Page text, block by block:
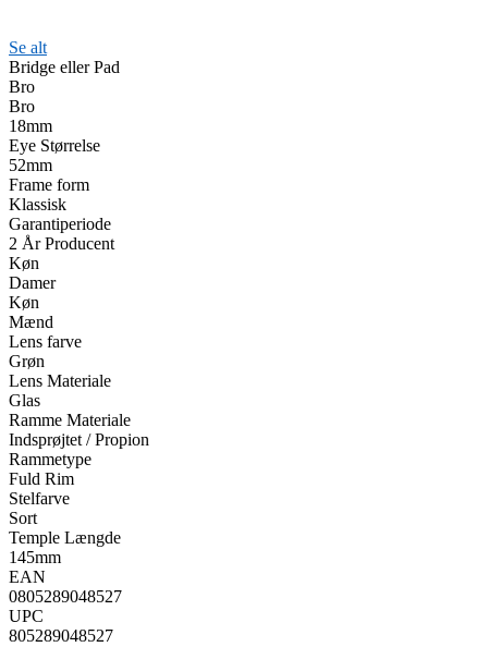
Se alt
Bridge eller Pad
Bro
Bro
18mm
Eye Størrelse
52mm
Frame form
Klassisk
Garantiperiode
2 År Producent
Køn
Damer
Køn
Mænd
Lens farve
Grøn
Lens Materiale
Glas
Ramme Materiale
Indsprøjtet / Propion
Rammetype
Fuld Rim
Stelfarve
Sort
Temple Længde
145mm
EAN
0805289048527
UPC
805289048527